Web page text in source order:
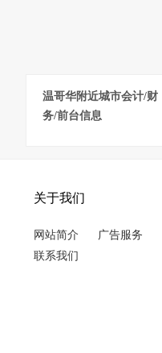
温哥华附近城市会计/财
务/前台信息
关于我们
网站简介
广告服务
联系我们